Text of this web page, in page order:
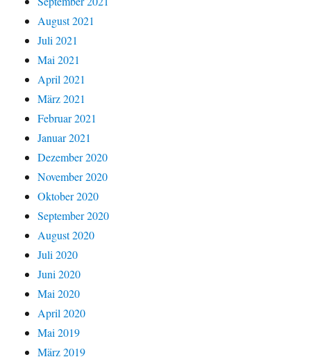
August 2021
Juli 2021
Mai 2021
April 2021
März 2021
Februar 2021
Januar 2021
Dezember 2020
November 2020
Oktober 2020
September 2020
August 2020
Juli 2020
Juni 2020
Mai 2020
April 2020
Mai 2019
März 2019